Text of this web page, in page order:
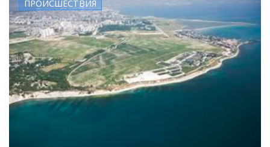
ПРОИСШЕСТВИЯ